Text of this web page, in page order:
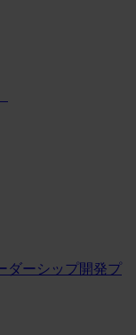
ダーシップ開発プ